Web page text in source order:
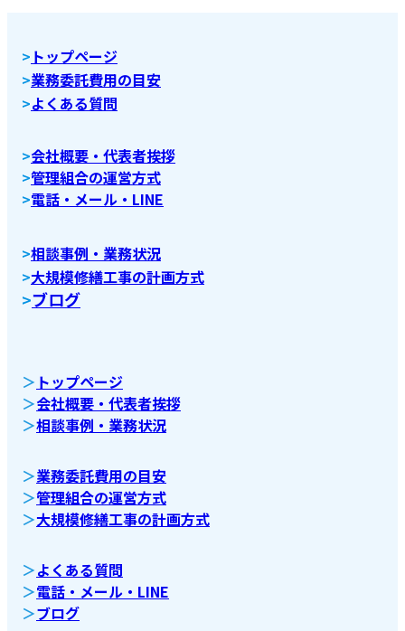
> トップページ
>業務委託費用の目安
>よくある質問
>会社概要・代表者挨拶
>管理組合の運営方式
>電話・メール・LINE
>相談事例・業務状況
>大規模修繕工事の計画方式
>ブログ
＞ トップページ
＞会社概要・代表者挨拶
＞相談事例・業務状況
＞業務委託費用の目安
＞管理組合の運営方式
＞大規模修繕工事の計画方式
＞よくある質問
＞電話・メール・LINE
＞ブログ